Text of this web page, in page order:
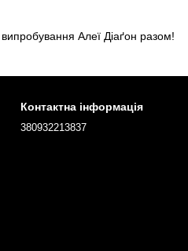
випробування Алеї Діаґон разом!
Контактна інформація
380932213837